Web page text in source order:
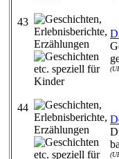
43
44